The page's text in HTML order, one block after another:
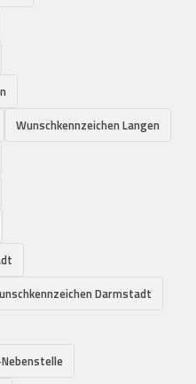
Wunschkennzeichen Langen
Darmstadt